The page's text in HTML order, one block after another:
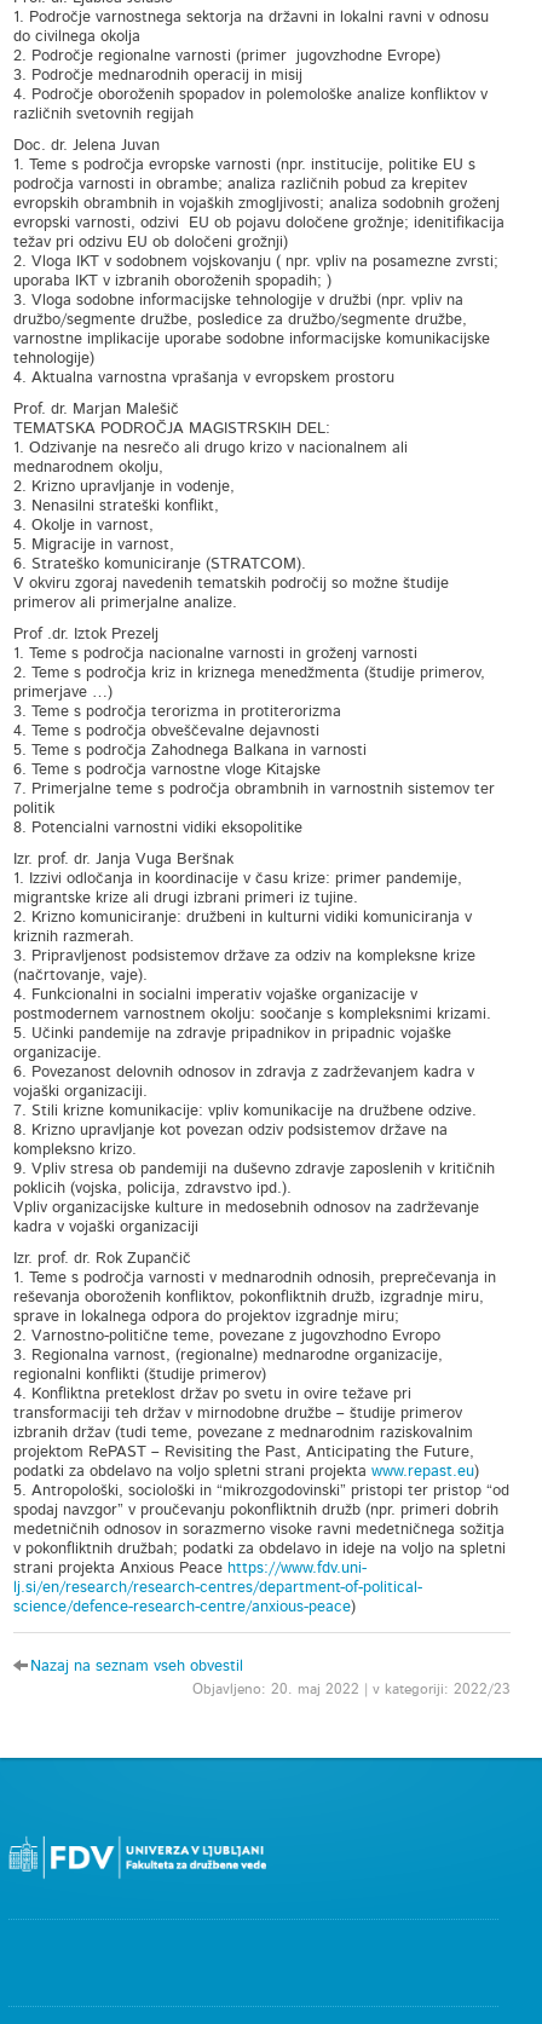
1. Področje varnostnega sektorja na državni in lokalni ravni v odnosu
do civilnega okolja
2. Področje regionalne varnosti (primer jugovzhodne Evrope)
3. Področje mednarodnih operacij in misij
4. Področje oboroženih spopadov in polemološke analize konfliktov v
različnih svetovnih regijah
Doc. dr. Jelena Juvan
1. Teme s področja evropske varnosti (npr. institucije, politike EU s
področja varnosti in obrambe; analiza različnih pobud za krepitev
evropskih obrambnih in vojaških zmogljivosti; analiza sodobnih groženj
evropski varnosti, odzivi EU ob pojavu določene grožnje; idenitifikacija
težav pri odzivu EU ob določeni grožnji)
2. Vloga IKT v sodobnem vojskovanju ( npr. vpliv na posamezne zvrsti;
uporaba IKT v izbranih oboroženih spopadih; )
3. Vloga sodobne informacijske tehnologije v družbi (npr. vpliv na
družbo/segmente družbe, posledice za družbo/segmente družbe,
varnostne implikacije uporabe sodobne informacijske komunikacijske
tehnologije)
4. Aktualna varnostna vprašanja v evropskem prostoru
Prof. dr. Marjan Malešič
TEMATSKA PODROČJA MAGISTRSKIH DEL:
1. Odzivanje na nesrečo ali drugo krizo v nacionalnem ali
mednarodnem okolju,
2. Krizno upravljanje in vodenje,
3. Nenasilni strateški konflikt,
4. Okolje in varnost,
5. Migracije in varnost,
6. Strateško komuniciranje (STRATCOM).
V okviru zgoraj navedenih tematskih področij so možne študije
primerov ali primerjalne analize.
Prof .dr. Iztok Prezelj
1. Teme s področja nacionalne varnosti in groženj varnosti
2. Teme s področja kriz in kriznega menedžmenta (študije primerov,
primerjave …)
3. Teme s področja terorizma in protiterorizma
4. Teme s področja obveščevalne dejavnosti
5. Teme s področja Zahodnega Balkana in varnosti
6. Teme s področja varnostne vloge Kitajske
7. Primerjalne teme s področja obrambnih in varnostnih sistemov ter
politik
8. Potencialni varnostni vidiki eksopolitike
Izr. prof. dr. Janja Vuga Beršnak
1. Izzivi odločanja in koordinacije v času krize: primer pandemije,
migrantske krize ali drugi izbrani primeri iz tujine.
2. Krizno komuniciranje: družbeni in kulturni vidiki komuniciranja v
kriznih razmerah.
3. Pripravljenost podsistemov države za odziv na kompleksne krize
(načrtovanje, vaje).
4. Funkcionalni in socialni imperativ vojaške organizacije v
postmodernem varnostnem okolju: soočanje s kompleksnimi krizami.
5. Učinki pandemije na zdravje pripadnikov in pripadnic vojaške
organizacije.
6. Povezanost delovnih odnosov in zdravja z zadrževanjem kadra v
vojaški organizaciji.
7. Stili krizne komunikacije: vpliv komunikacije na družbene odzive.
8. Krizno upravljanje kot povezan odziv podsistemov države na
kompleksno krizo.
9. Vpliv stresa ob pandemiji na duševno zdravje zaposlenih v kritičnih
poklicih (vojska, policija, zdravstvo ipd.).
Vpliv organizacijske kulture in medosebnih odnosov na zadrževanje
kadra v vojaški organizaciji
Izr. prof. dr. Rok Zupančič
1. Teme s področja varnosti v mednarodnih odnosih, preprečevanja in
reševanja oboroženih konfliktov, pokonfliktnih družb, izgradnje miru,
sprave in lokalnega odpora do projektov izgradnje miru;
2. Varnostno-politične teme, povezane z jugovzhodno Evropo
3. Regionalna varnost, (regionalne) mednarodne organizacije,
regionalni konflikti (študije primerov)
4. Konfliktna preteklost držav po svetu in ovire težave pri
transformaciji teh držav v mirnodobne družbe – študije primerov
izbranih držav (tudi teme, povezane z mednarodnim raziskovalnim
projektom RePAST – Revisiting the Past, Anticipating the Future,
podatki za obdelavo na voljo spletni strani projektawww.repast.eu)
5. Antropološki, sociološki in “mikrozgodovinski” pristopi ter pristop “od
spodaj navzgor” v proučevanju pokonfliktnih družb (npr. primeri dobrih
medetničnih odnosov in sorazmerno visoke ravni medetničnega sožitja
v pokonfliktnih družbah; podatki za obdelavo in ideje na voljo na spletni
strani projekta Anxious Peace https://www.fdv.uni-
lj.si/en/research/research-centres/department-of-political-
science/defence-research-centre/anxious-peace)
Nazaj na seznam vseh obvestil
Objavljeno: 20. maj 2022 | v kategoriji: 2022/23